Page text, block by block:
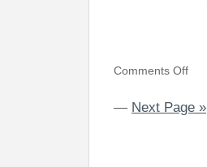
Comments Off
— Next Page »